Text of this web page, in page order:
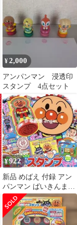
¥2,000
アンパンマン 浸透印
スタンプ 4点セット
¥922
新品 めばえ 付録 アン
パンマン ばいきんまん
スタンプ スタンプちょ
う セット